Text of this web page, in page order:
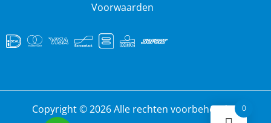
Voorwaarden
Copyright © 2026 Alle rechten voorbehouden 0